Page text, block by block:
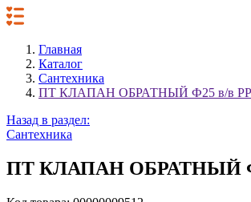
Главная
Каталог
Сантехника
ПТ КЛАПАН ОБРАТНЫЙ Ф25 в/в
Назад в раздел:
Сантехника
ПТ КЛАПАН ОБРАТНЫЙ